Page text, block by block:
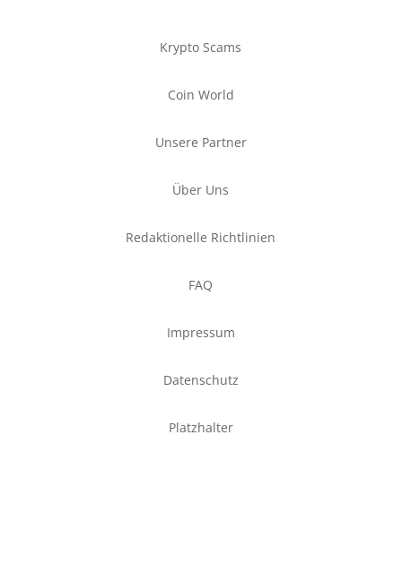
Krypto Scams
Coin World
Unsere Partner
Über Uns
Redaktionelle Richtlinien
FAQ
Impressum
Datenschutz
Platzhalter